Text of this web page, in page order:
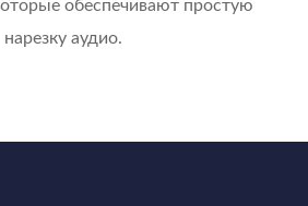
обеспечивают простую
нарезку аудио.